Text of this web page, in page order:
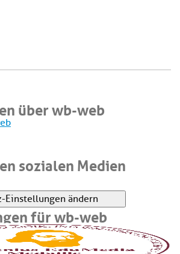
über wb-web
sozialen Medien
Einstellungen ändern
für wb-web